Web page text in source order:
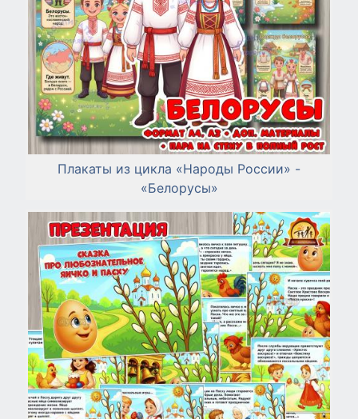
Плакаты из цикла «Народы России» -
«Белорусы»